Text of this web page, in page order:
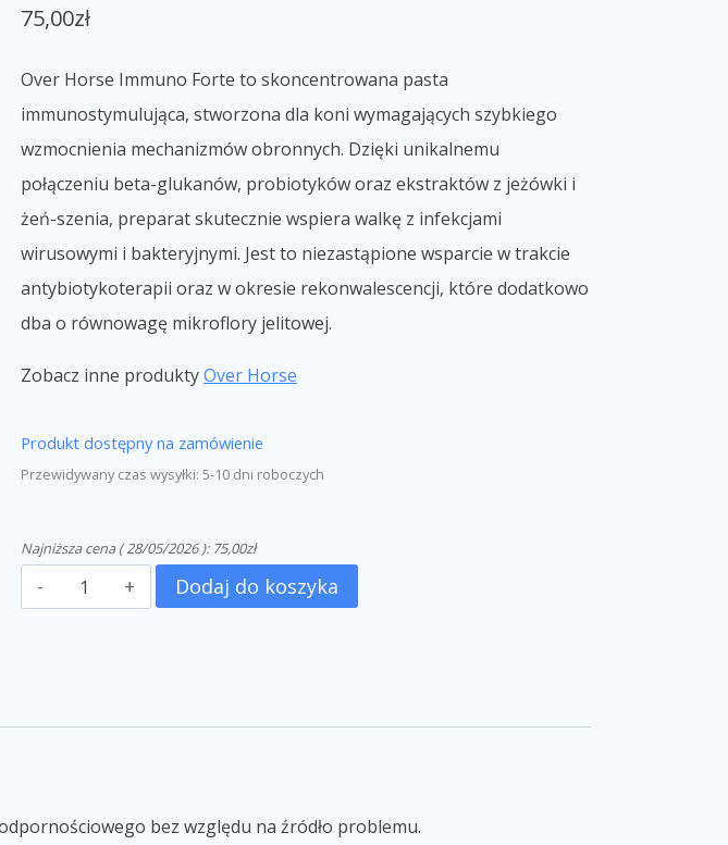
75,00zł
Over Horse Immuno Forte to skoncentrowana pasta
immunostymulująca, stworzona dla koni wymagających szybkiego
wzmocnienia mechanizmów obronnych. Dzięki unikalnemu
połączeniu beta-glukanów, probiotyków oraz ekstraktów z jeżówki i
żeń-szenia, preparat skutecznie wspiera walkę z infekcjami
wirusowymi i bakteryjnymi. Jest to niezastąpione wsparcie w trakcie
antybiotykoterapii oraz w okresie rekonwalescencji, które dodatkowo
dba o równowagę mikroflory jelitowej.
Zobacz inne produktyOver Horse
Produkt dostępny na zamówienie
Przewidywany czas wysyłki: 5-10 dni roboczych
Najniższa cena (28/05/2026): 75,00zł
Dodaj do koszyka
bez względu na źródło problemu.